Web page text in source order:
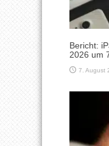
Bericht:
2026 um
7. August